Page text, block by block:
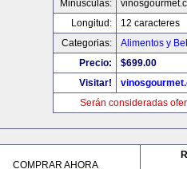
Minusculas:
Longitud:
12 caracteres
Categorias:
Alimentos y
Precio:
$699.00
Visitar!
Serán consideradas
COMPRAR AHORA